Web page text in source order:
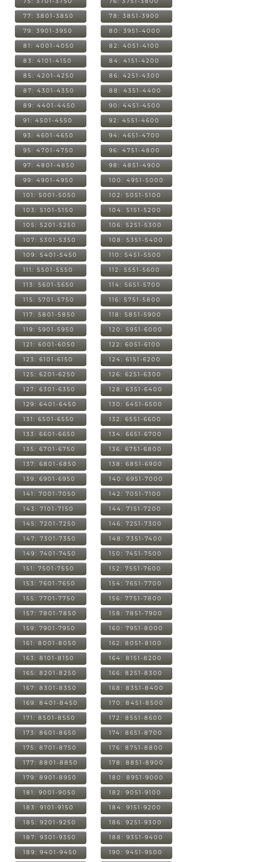
77: 3801-3850 78: 3851-3900
79: 3901-3950 80: 3951-4000
81: 4001-4050 82: 4051-4100
83: 4101-4150 84: 4151-4200
85: 4201-4250 86: 4251-4300
87: 4301-4350 88: 4351-4400
89: 4401-4450 90: 4451-4500
91: 4501-4550 92: 4551-4600
93: 4601-4650 94: 4651-4700
95: 4701-4750 96: 4751-4800
97: 4801-4850 98: 4851-4900
99: 4901-4950 100: 4951-5000
101: 5001-5050 102: 5051-5100
103: 5101-5150 104: 5151-5200
105: 5201-5250 106: 5251-5300
107: 5301-5350 108: 5351-5400
109: 5401-5450 110: 5451-5500
111: 5501-5550 112: 5551-5600
113: 5601-5650 114: 5651-5700
115: 5701-5750 116: 5751-5800
117: 5801-5850 118: 5851-5900
119: 5901-5950 120: 5951-6000
121: 6001-6050 122: 6051-6100
123: 6101-6150 124: 6151-6200
125: 6201-6250 126: 6251-6300
127: 6301-6350 128: 6351-6400
129: 6401-6450 130: 6451-6500
131: 6501-6550 132: 6551-6600
133: 6601-6650 134: 6651-6700
135: 6701-6750 136: 6751-6800
137: 6801-6850 138: 6851-6900
139: 6901-6950 140: 6951-7000
141: 7001-7050 142: 7051-7100
143: 7101-7150 144: 7151-7200
145: 7201-7250 146: 7251-7300
147: 7301-7350 148: 7351-7400
149: 7401-7450 150: 7451-7500
151: 7501-7550 152: 7551-7600
153: 7601-7650 154: 7651-7700
155: 7701-7750 156: 7751-7800
157: 7801-7850 158: 7851-7900
159: 7901-7950 160: 7951-8000
161: 8001-8050 162: 8051-8100
163: 8101-8150 164: 8151-8200
165: 8201-8250 166: 8251-8300
167: 8301-8350 168: 8351-8400
169: 8401-8450 170: 8451-8500
171: 8501-8550 172: 8551-8600
173: 8601-8650 174: 8651-8700
175: 8701-8750 176: 8751-8800
177: 8801-8850 178: 8851-8900
179: 8901-8950 180: 8951-9000
181: 9001-9050 182: 9051-9100
183: 9101-9150 184: 9151-9200
185: 9201-9250 186: 9251-9300
187: 9301-9350 188: 9351-9400
189: 9401-9450 190: 9451-9500